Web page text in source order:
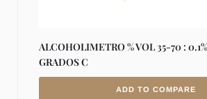
ALCOHOLIMETRO % VOL 35-70 :
GRADOS C
ADD TO COMPARE